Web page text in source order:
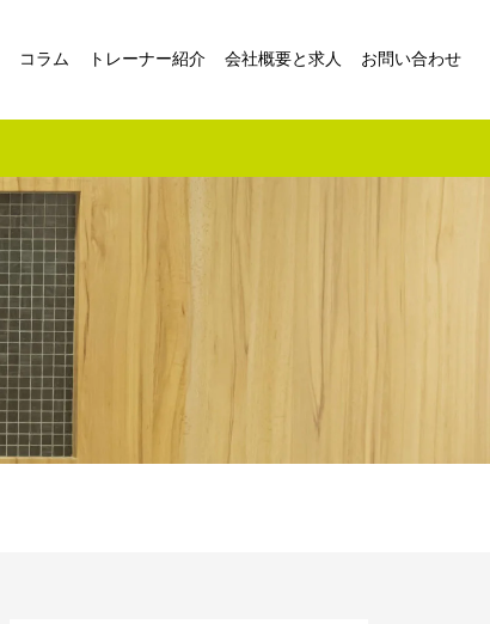
コラム トレーナー紹介 会社概要と求人 お問い合わせ